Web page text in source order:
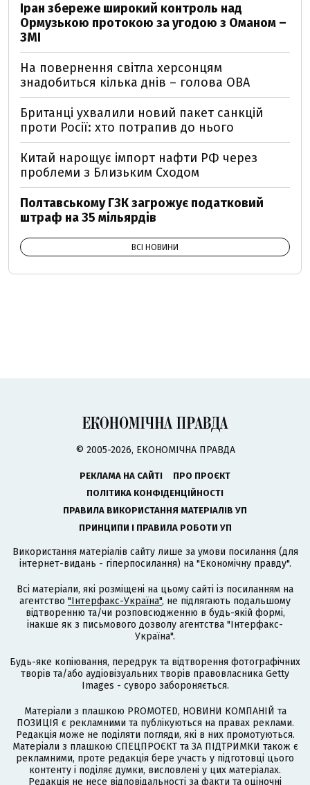
Іран збереже широкий контроль над
Ормузькою протокою за угодою з Оманом –
ЗМІ
На повернення світла херсонцям
знадобиться кілька днів – голова ОВА
Британці ухвалили новий пакет санкцій
проти Росії: хто потрапив до нього
Китай нарощує імпорт нафти РФ через
проблеми з Близьким Сходом
Полтавському ГЗК загрожує податковий
штраф на 35 мільярдів
ВСІ НОВИНИ
© 2005-2026, ЕКОНОМІЧНА ПРАВДА
РЕКЛАМА НА САЙТІ
ПРО ПРОЄКТ
ПОЛІТИКА КОНФІДЕНЦІЙНОСТІ
ПРАВИЛА ВИКОРИСТАННЯ МАТЕРІАЛІВ УП
ПРИНЦИПИ І ПРАВИЛА РОБОТИ УП
Використання матеріалів сайту лише за умови посилання (для
інтернет-видань - гіперпосилання) на "Економічну правду".
Всі матеріали, які розміщені на цьому сайті із посиланням на
агентство "Інтерфакс-Україна", не підлягають подальшому
відтворенню та/чи розповсюдженню в будь-якій формі,
інакше як з письмового дозволу агентства "Інтерфакс-
Україна".
Будь-яке копіювання, передрук та відтворення фотографічних
творів та/або аудіовізуальних творів правовласника Getty
Images - суворо забороняється.
Матеріали з плашкою PROMOTED, НОВИНИ КОМПАНІЙ та
ПОЗИЦІЯ є рекламними та публікуються на правах реклами.
Редакція може не поділяти погляди, які в них промотуються.
Матеріали з плашкою СПЕЦПРОЄКТ та ЗА ПІДТРИМКИ також є
рекламними, проте редакція бере участь у підготовці цього
контенту і поділяє думки, висловлені у цих матеріалах.
Редакція не несе відповідальності за факти та оціночні